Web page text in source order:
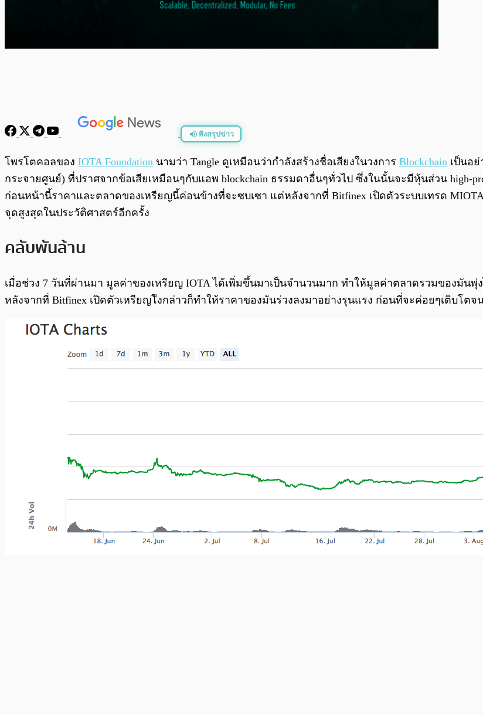
ฟังสรุปข่าว
โพรโตคอลของ IOTA Foundation นามว่า Tangle ดูเหมือนว่ากำลังสร้างชื่อเสียงในวงการ Blockchain เป็นอ
กระจายศูนย์) ที่ปราศจากข้อเสียเหมือนๆกับแอพ blockchain ธรรมดาอื่นๆทั่วไป ซึ่งในนั้นจะมีหุ้นส่วน
ก่อนหน้านี้ราคาและตลาดของเหรียญนี้ค่อนข้างที่จะซบเซา แต่หลังจากที่ Bitfinex เปิดตัวระบบเทรด
จุดสูงสุดในประวัติศาสตร์อีกครั้ง
คลับพันล้าน
เมื่อช่วง 7 วันที่ผ่านมา มูลค่าของเหรียญ IOTA ได้เพิ่มขึ้นมาเป็นจำนวนมาก ทำให้มูลค่าตลาดรวมของมัน
หลังจากที่ Bitfinex เปิดตัวเหรียญโังกล่าวก็ทำให้ราคาของมันร่วงลงมาอย่างรุนแรง ก่อนที่จะค่อยๆเติบโตจ